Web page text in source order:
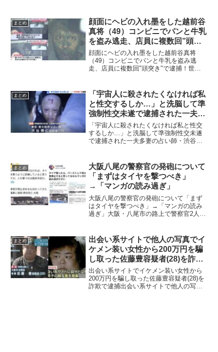
優璃菜(25)容疑者が、ロマンス詐欺に加担
し女性2人か...
まとめ
顔面にヘビの入れ墨をした越前谷
真将（49）コンビニでパンと牛乳
を盗み逃走、店員に複数回”頭突
き”で逮捕！Facebookも判明！
顔面にヘビの入れ墨をした越前谷真将
（49）コンビニでパンと牛乳を盗み逃
走、店員に複数回"頭突き"で逮捕！世田
されたのは、職業不詳、住所不定の越前
谷真将49才。越前...
まとめ
「宇宙人に殺されたくなければ私
と性交するしか…」と洗脳して準
強制性交未遂で逮捕された一夫多
妻の占い師・渋谷博仁容疑者(74)
が色々怖い！
「宇宙人に殺されたくなければ私と性交
するしか…」と洗脳して準強制性交未遂
で逮捕された一夫多妻の占い師・渋谷博
— まこっち (@mako...
まとめ
大阪八尾の警察官の発砲について
「まずはタイヤを撃つべき」
→「マンガの読み過ぎ」
大阪八尾の警察官の発砲について「まず
はタイヤを撃つべき」→「マンガの読み
過ぎ」大阪・八尾市の路上で警察官2人が
について、「タイヤを撃つべき」という
ネットで出たところそ...
まとめ
出会い系サイトで他人の写真でイ
ケメン装い女性から200万円を騙
し取った佐藤豊容疑者(28)を詐欺
で逮捕
出会い系サイトでイケメン装い女性から
200万円を騙し取った佐藤豊容疑者(28)を
詐欺で逮捕出会い系サイトで他人の写真